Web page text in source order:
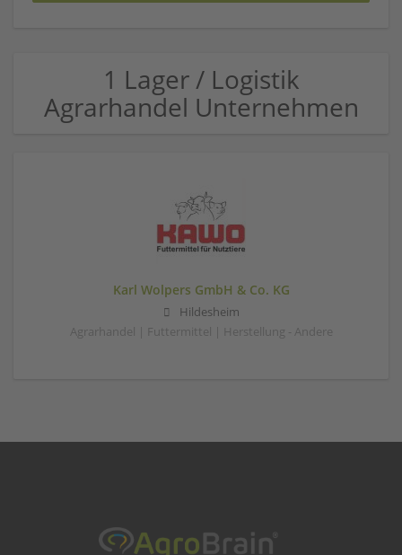
1 Lager / Logistik
Agrarhandel Unternehmen
Karl Wolpers GmbH & Co. KG
Hildesheim
Agrarhandel | Futtermittel | Herstellung - Andere